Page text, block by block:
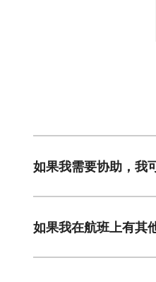
如果我需要协助，我
如果我在航班上有其